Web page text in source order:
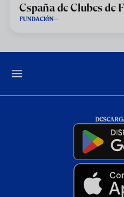
España de Clubes de
FUNDACIÓN